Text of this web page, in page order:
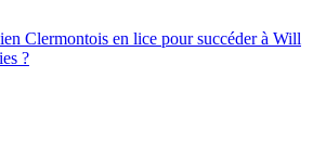
Clermontois en lice pour succéder à Will
?